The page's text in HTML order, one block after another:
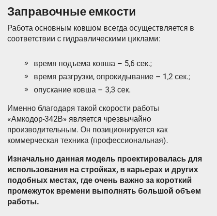
Заправочные емкости
Работа основным ковшом всегда осуществляется в
соответствии с гидравлическими циклами:
время подъема ковша – 5,6 сек.;
время разгрузки, опрокидывание – 1,2 сек.;
опускание ковша – 3,3 сек.
Именно благодаря такой скорости работы
«Амкодор-342В» является чрезвычайно
производительным. Он позиционируется как
коммерческая техника (профессиональная).
Изначально данная модель проектировалась для
использования на стройках, в карьерах и других
подобных местах, где очень важно за короткий
промежуток времени выполнять большой объем
работы.